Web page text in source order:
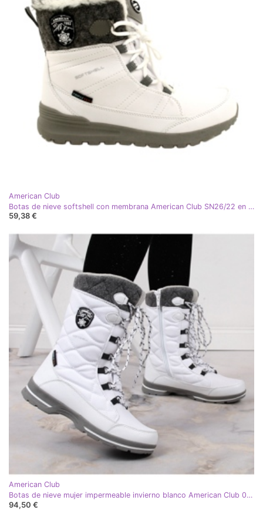
American Club
Botas de nieve softshell con membrana American Club SN26/22 en color blanco gris
59,38 €
American Club
Botas de nieve mujer impermeable invierno blanco American Club 08/22
94,50 €